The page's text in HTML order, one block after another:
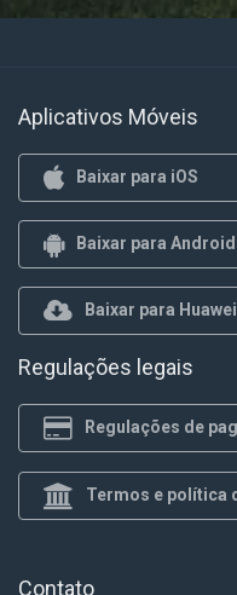
Aplicativos Móveis
Baixar para iOS
Baixar para Android
Baixar para Huawei
Regulações legais
Contato